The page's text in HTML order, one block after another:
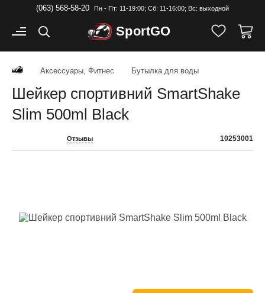
(063) 568-58-20 Пн - Пт: 11-19:00; Cб: 11-16:00; Вс: выходной
SportGO
Аксессуары, Фитнес Бутылка для воды
Шейкер спортивний SmartShake
Slim 500ml Black
Отзывы 10253001